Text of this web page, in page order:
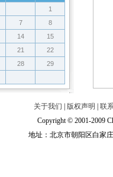
1
7
8
14
15
21
22
28
29
关于我们 版权声明
联
Copyright © 2001-2009
地址：北京市朝阳区白家